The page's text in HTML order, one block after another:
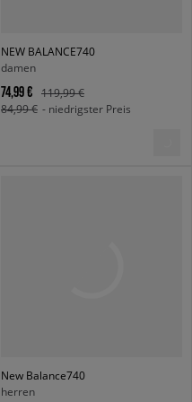
NEW BALANCE740
damen
74,99 €
119,99 €
84,99 € - niedrigster Preis
New Balance740
herren